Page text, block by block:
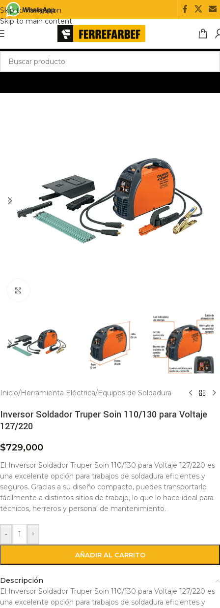
Skip to navigation
Skip to main content
Inicio/Herramienta Eléctrica/Equipos de Soldadura
Inversor Soldador Truper Soin 110/130 para Voltaje
127/220
$729,000
El Inversor Soldador Truper Soin 110/130 para Voltaje 127/220 es
una excelente opción para trabajos de soldadura eficientes y
seguros. Gracias a su diseño compacto, puedes transportarlo
fácilmente a distintos sitios de trabajo, lo que lo hace ideal para
técnicos, herreros y personal de mantenimiento.
- +
AÑADIR AL CARRITO
Descripción
El Inversor Soldador Truper Soin 110/130 para Voltaje 127/220 es
una excelente opción para trabajos de soldadura eficientes y